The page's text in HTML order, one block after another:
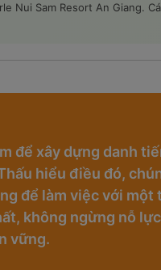
Nui Sam Resort An Giang.
để xây dựng danh
hiểu điều đó,
để làm việc với một
không ngừng nỗ
vững.